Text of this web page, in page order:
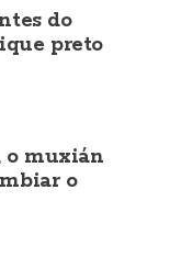
do
preto
o muxián
o